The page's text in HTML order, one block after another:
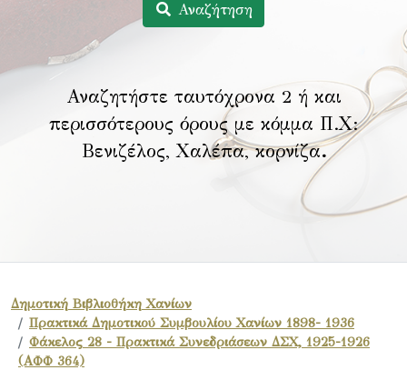
Αναζήτηση
Αναζητήστε ταυτόχρονα 2 ή και
περισσότερους όρους με κόμμα Π.Χ:
Βενιζέλος, Χαλέπα, κορνίζα.
Δημοτική Βιβλιοθήκη Χανίων
Πρακτικά Δημοτικού Συμβουλίου Χανίων 1898- 1936
Φάκελος 28 - Πρακτικά Συνεδριάσεων ΔΣΧ, 1925-1926
(ΑΦΦ 364)